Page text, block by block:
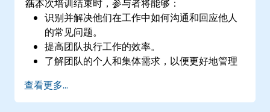
活。
在本次培训结束时，参与者将能够：
识别并解决他们在工作中如何沟通和回应他人
的常见问题。
提高团队执行工作的效率。
了解团队的个人和集体需求，以便更好地管理
了解情商作为改善工作中人际关系的指标和指
南的含义和重要性。
查看更多...